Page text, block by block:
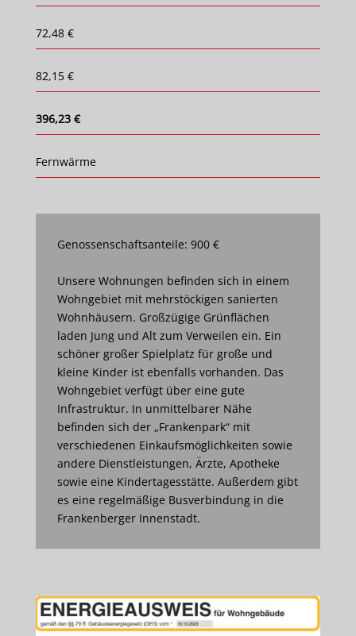
72,48 €
82,15 €
396,23 €
Fernwärme
Genossenschaftsanteile: 900 €
Unsere Wohnungen befinden sich in einem
Wohngebiet mit mehrstöckigen sanierten
Wohnhäusern. Großzügige Grünflächen
laden Jung und Alt zum Verweilen ein. Ein
schöner großer Spielplatz für große und
kleine Kinder ist ebenfalls vorhanden. Das
Wohngebiet verfügt über eine gute
Infrastruktur. In unmittelbarer Nähe
befinden sich der „Frankenpark“ mit
verschiedenen Einkaufsmöglichkeiten sowie
andere Dienstleistungen, Ärzte, Apotheke
sowie eine Kindertagesstätte. Außerdem gibt
es eine regelmäßige Busverbindung in die
Frankenberger Innenstadt.